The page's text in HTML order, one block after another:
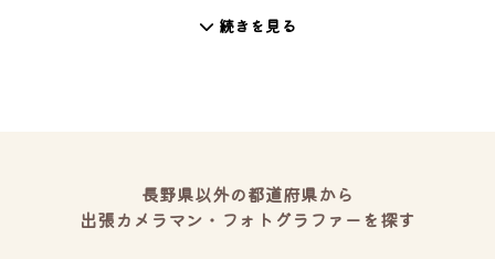
続きを見る
長野県以外の都道府県から
出張カメラマン・フォトグラファーを探す